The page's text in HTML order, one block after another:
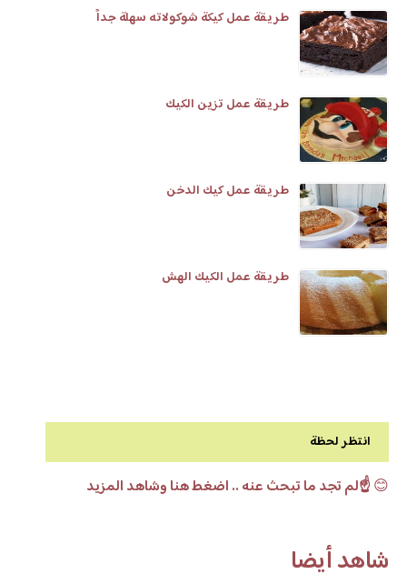
طريقة عمل كيكة شوكولاته سهلة جداً
طريقة عمل تزين الكيك
طريقة عمل كيك الدخن
طريقة عمل الكيك الهش
انتظر لحظة
😊☝️لم تجد ما تبحث عنه .. اضغط هنا وشاهد المزيد
شاهد أيضا